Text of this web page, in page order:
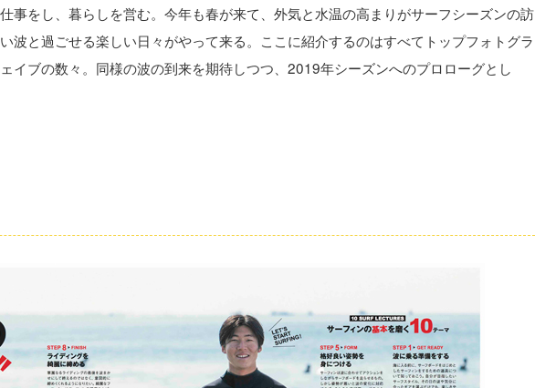
事をし、暮らしを営む。今年も春が来て、外気と水温の高まりがサーフシーズンの訪
波と過ごせる楽しい日々がやって来る。ここに紹介するのはすべてトップフォトグラ
イブの数々。同様の波の到来を期待しつつ、2019年シーズンへのプロローグとし